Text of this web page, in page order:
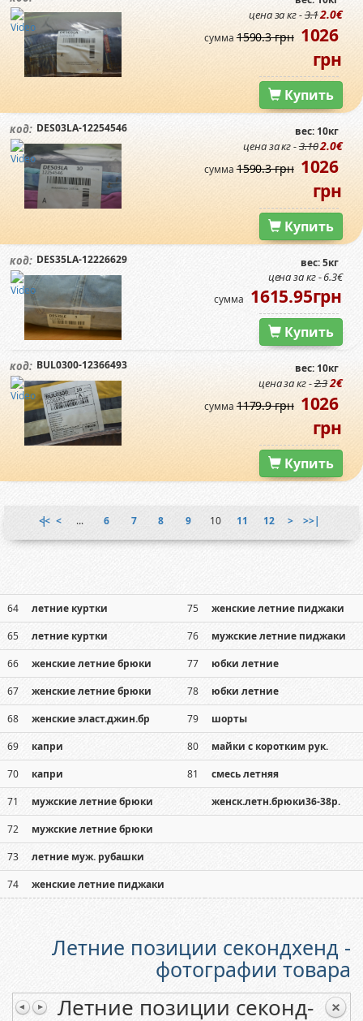
цена за кг -3.12.0€
сумма1590.3 грн 1026
грн
Купить
код: DES03LA-12254546 вес: 10кг
цена за кг -3.102.0€
сумма1590.3 грн 1026
грн
Купить
код: DES35LA-12226629 вес: 5кг
цена за кг - 6.3€
сумма 1615.95грн
Купить
код: BUL0300-12366493 вес: 10кг
цена за кг -2.32€
сумма1179.9 грн 1026
грн
Купить
|<< < ... 6 7 8 9 10 11 12 > >>|
64 летние куртки 75
женские летние пиджаки
65
летние куртки 76
мужские летние пиджаки
66
женские летние брюки 77
юбки летние
67
женские летние брюки 78
юбки летние
68
женские эласт.джин.бр 79
шорты
69
капри 80
майки с коротким рук.
70
капри 81
смесь летняя
71
мужские летние брюки
женск.летн.брюки36-38р.
72
мужские летние брюки
73
летние муж. рубашки
74
женские летние пиджаки
Летние позиции секондхенд -
фотографии товара
Летние позиции секонд-